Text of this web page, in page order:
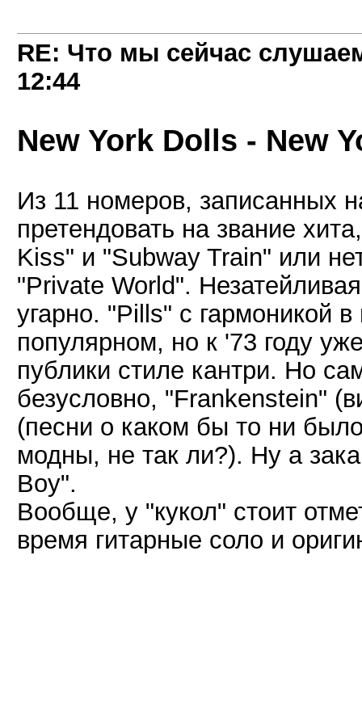
RE: Что мы сейчас
12:44
New York Dolls - New
Из 11 номеров, записанных
претендовать на звание
Kiss" и "Subway Train" или
"Private World".
угарно. "Pills" с гармоникой
популярном, но к '73 году
публики стиле кантри. Но
безусловно, "Frankenstein"
(песни о каком бы то ни
модны, не так ли?). Ну а
Boy".
Вообще, у "кукол" стоит
время гитарные соло и